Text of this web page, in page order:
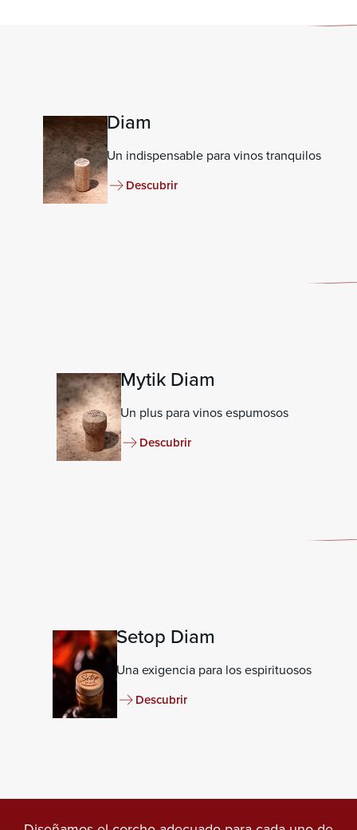
Diam
Un indispensable para vinos tranquilos
Descubrir
Mytik Diam
Un plus para vinos espumosos
Descubrir
Setop Diam
Una exigencia para los espirituosos
Descubrir